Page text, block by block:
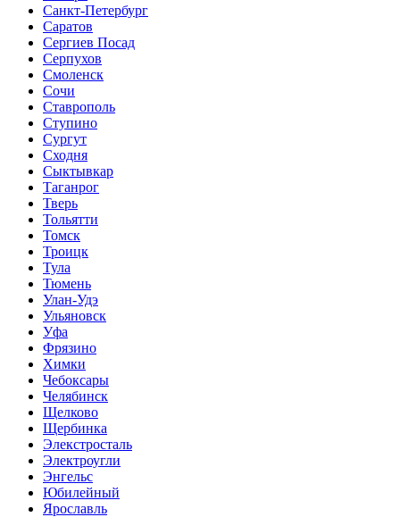
Санкт-Петербург
Саратов
Сергиев Посад
Серпухов
Смоленск
Сочи
Ставрополь
Ступино
Сургут
Сходня
Сыктывкар
Таганрог
Тверь
Тольятти
Томск
Троицк
Тула
Тюмень
Улан-Удэ
Ульяновск
Уфа
Фрязино
Химки
Чебоксары
Челябинск
Щелково
Щербинка
Элекстросталь
Электроугли
Энгельс
Юбилейный
Ярославль